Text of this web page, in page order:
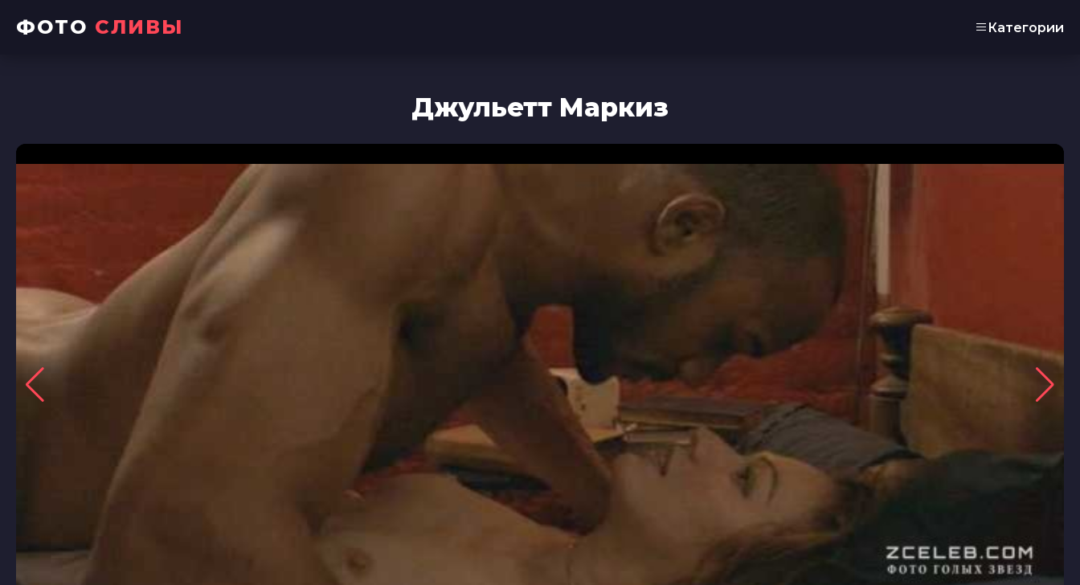
ФОТО СЛИВЫ Категории
Джульетт Маркиз